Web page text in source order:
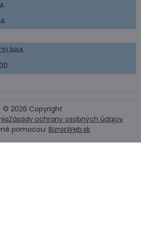
© 2026 Copyright
Zásady ochrany osobných údajov
pomocou: BiznisWeb.sk